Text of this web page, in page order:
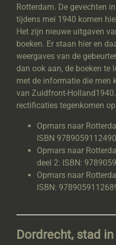
Rotterdam. De gevechten
tijdens mei 1940 komen
Het zijn nieuwe uitgaven
boeken. Er staan hier en
weergaves van de
dan ook aan, de boeken te
met de informatie die men
van Zuidfront-
rectificaties tegenkomen
Opmars naar
ISBN 9789059112490
Opmars naar
deel 2: ISBN:
Opmars naar
ISBN:
Dordrecht, stad